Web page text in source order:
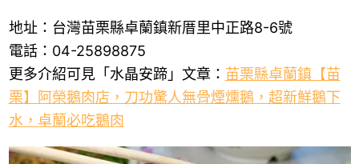
地址：台灣苗栗縣卓蘭鎮新厝里中正路8-6號
電話：04-25898875
更多介紹可見「水晶安蹄」文章： 苗栗縣卓蘭鎮【苗
栗】阿榮鵝肉店，刀功驚人無骨煙燻鵝，超新鮮鵝下
水，卓蘭必吃鵝肉